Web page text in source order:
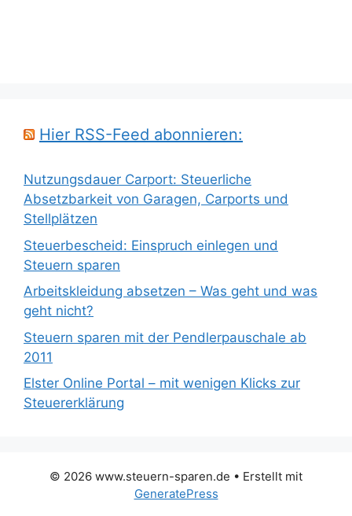
Hier RSS-Feed abonnieren:
Nutzungsdauer Carport: Steuerliche
Absetzbarkeit von Garagen, Carports und
Stellplätzen
Steuerbescheid: Einspruch einlegen und
Steuern sparen
Arbeitskleidung absetzen – Was geht und was
geht nicht?
Steuern sparen mit der Pendlerpauschale ab
2011
Elster Online Portal – mit wenigen Klicks zur
Steuererklärung
© 2026 www.steuern-sparen.de • Erstellt mit
GeneratePress